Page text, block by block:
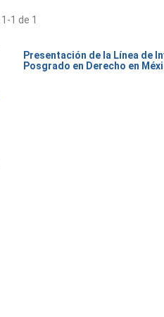
1 de 1
Presentación de la Línea de
Posgrado en Derecho en